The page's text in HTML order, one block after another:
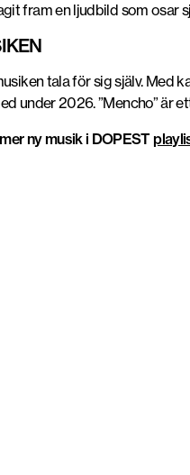
fram en ljudbild som osar
tala för sig själv. Med
under 2026. ”Mencho” är
ny musik i DOPEST